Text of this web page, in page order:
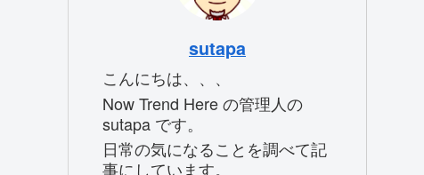
sutapa
こんにちは、、、
Now Trend Here の管理人の
sutapa です。
日常の気になることを調べて記
事にしています。